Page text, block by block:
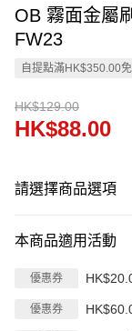
OB 霧面金屬
FW23
自提點滿HK$350.00
HK$129.00
HK$88.00
請選擇商品選項
本商品適用活動
優惠券
優惠券